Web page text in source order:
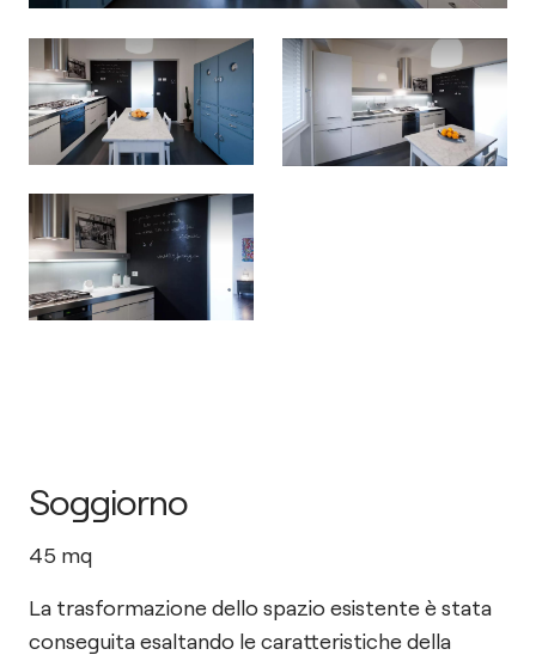
Soggiorno
45 mq
La trasformazione dello spazio esistente è stata
conseguita esaltando le caratteristiche della